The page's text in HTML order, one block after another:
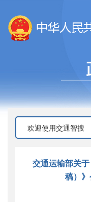
交通运输部关
稿）